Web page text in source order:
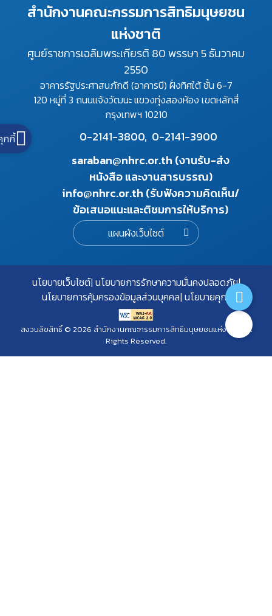
สำนักงานคณะกรรมการสิทธิมนุษยชน
แห่งชาติ
ศูนย์ราชการเฉลิมพระเกียรติ 80 พรรษา 5 ธันวาคม
2550
อาคารรัฐประศาสนภักดี (อาคารบี) ฝั่งทิศใต้ ชั้น 6-7
120 หมู่ที่ 3 ถนนแจ้งวัฒนะ แขวงทุ่งสองห้อง เขตหลักสี่
กรุงเทพฯ 10210
0-2141-3800, 0-2141-3900
saraban@nhrc.or.th (งานรับ-ส่ง
หนังสือ และงานสารบรรณ)
info@nhrc.or.th (รับฟังความคิดเห็น/
ข้อเสนอแนะและติชมการให้บริการ)
แผนผังเว็บไซต์
นโยบายเว็บไซต์ นโยบายการรักษาความมั่นคงปลอดภัย
นโยบายการคุ้มครองข้อมูลส่วนบุคคล นโยบายคุกกี้
สงวนลิขสิทธิ์ © 2026 สำนักงานคณะกรรมการสิทธิมนุษยชนแห่งชาติ. All
Rights Reserved.
กกี้